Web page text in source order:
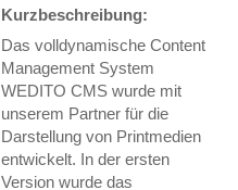
Kurzbeschreibung:
Das volldynamische Content
Management System
WEDITO CMS wurde mit
unserem Partner für die
Darstellung von Printmedien
entwickelt. In der ersten
Version wurde das